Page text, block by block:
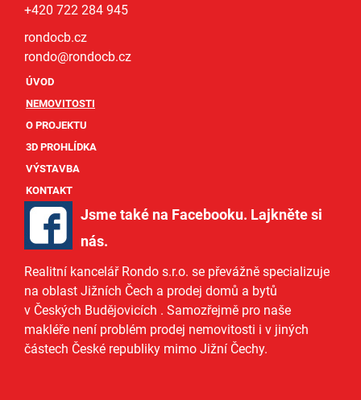
+420 722 284 945
rondocb.cz
rondo@rondocb.cz
ÚVOD
NEMOVITOSTI
O PROJEKTU
3D PROHLÍDKA
VÝSTAVBA
KONTAKT
Jsme také na Facebooku. Lajkněte si
nás.
Realitní kancelář Rondo s.r.o. se převážně specializuje
na oblast Jižních Čech a prodej domů a bytů
v Českých Budějovicích . Samozřejmě pro naše
makléře není problém prodej nemovitosti i v jiných
částech České republiky mimo Jižní Čechy.